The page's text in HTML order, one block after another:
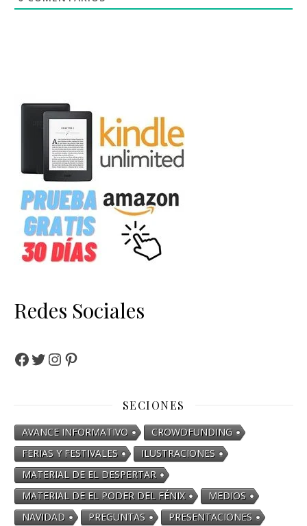
Redes Sociales
SECIONES
AVANCE INFORMATIVO
CROWDFUNDING
FERIAS Y FESTIVALES
ILUSTRACIONES
MATERIAL DE EL DESPERTAR
MATERIAL DE EL PODER DEL FÉNIX
MEDIOS
NAVIDAD
PREGUNTAS
PRESENTACIONES